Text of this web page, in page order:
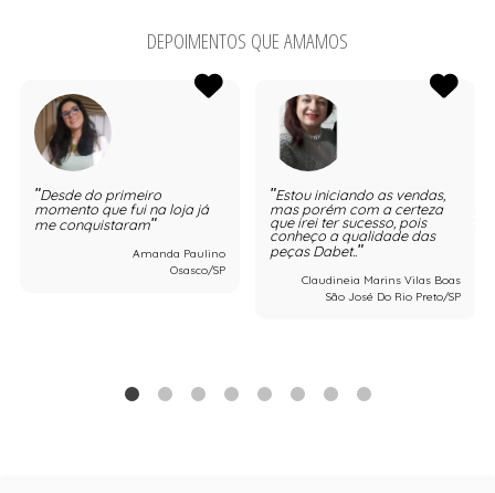
DEPOIMENTOS QUE AMAMOS
Desde do primeiro
momento que fui na loja já
me conquistaram
Amanda Paulino
Osasco/SP
Estou iniciando as vendas,
mas porém com a certeza
que irei ter sucesso, pois
conheço a qualidade das
peças Dabet..
Claudineia Marins Vilas Boas
São José Do Rio Preto/SP